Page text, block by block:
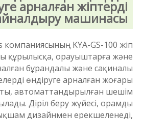
арналған жіптерді
машинасы
компаниясының KYA-GS-100 жіп
құрылысқа, орауыштарға және
бұрандалы және сақиналы
өндіруге арналған жоғары
автоматтандырылған шешім
Діріл беру жүйесі, орамды
дизайнмен ерекшеленеді,